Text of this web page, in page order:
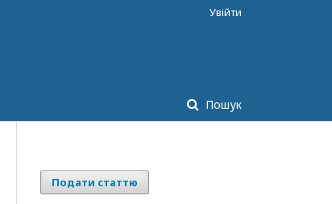
Пошук
Увійти
Подати статтю